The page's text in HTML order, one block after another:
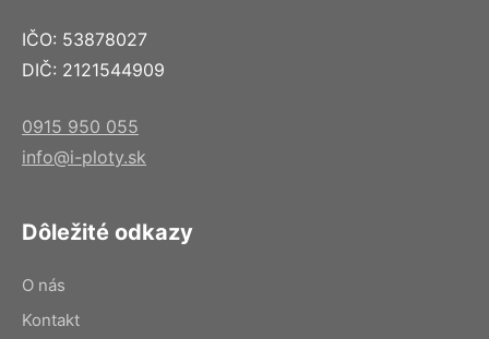
IČO: 53878027
DIČ: 2121544909
0915 950 055
info@i-ploty.sk
Dôležité odkazy
O nás
Kontakt